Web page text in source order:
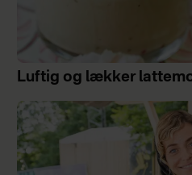
Luftig og lækker